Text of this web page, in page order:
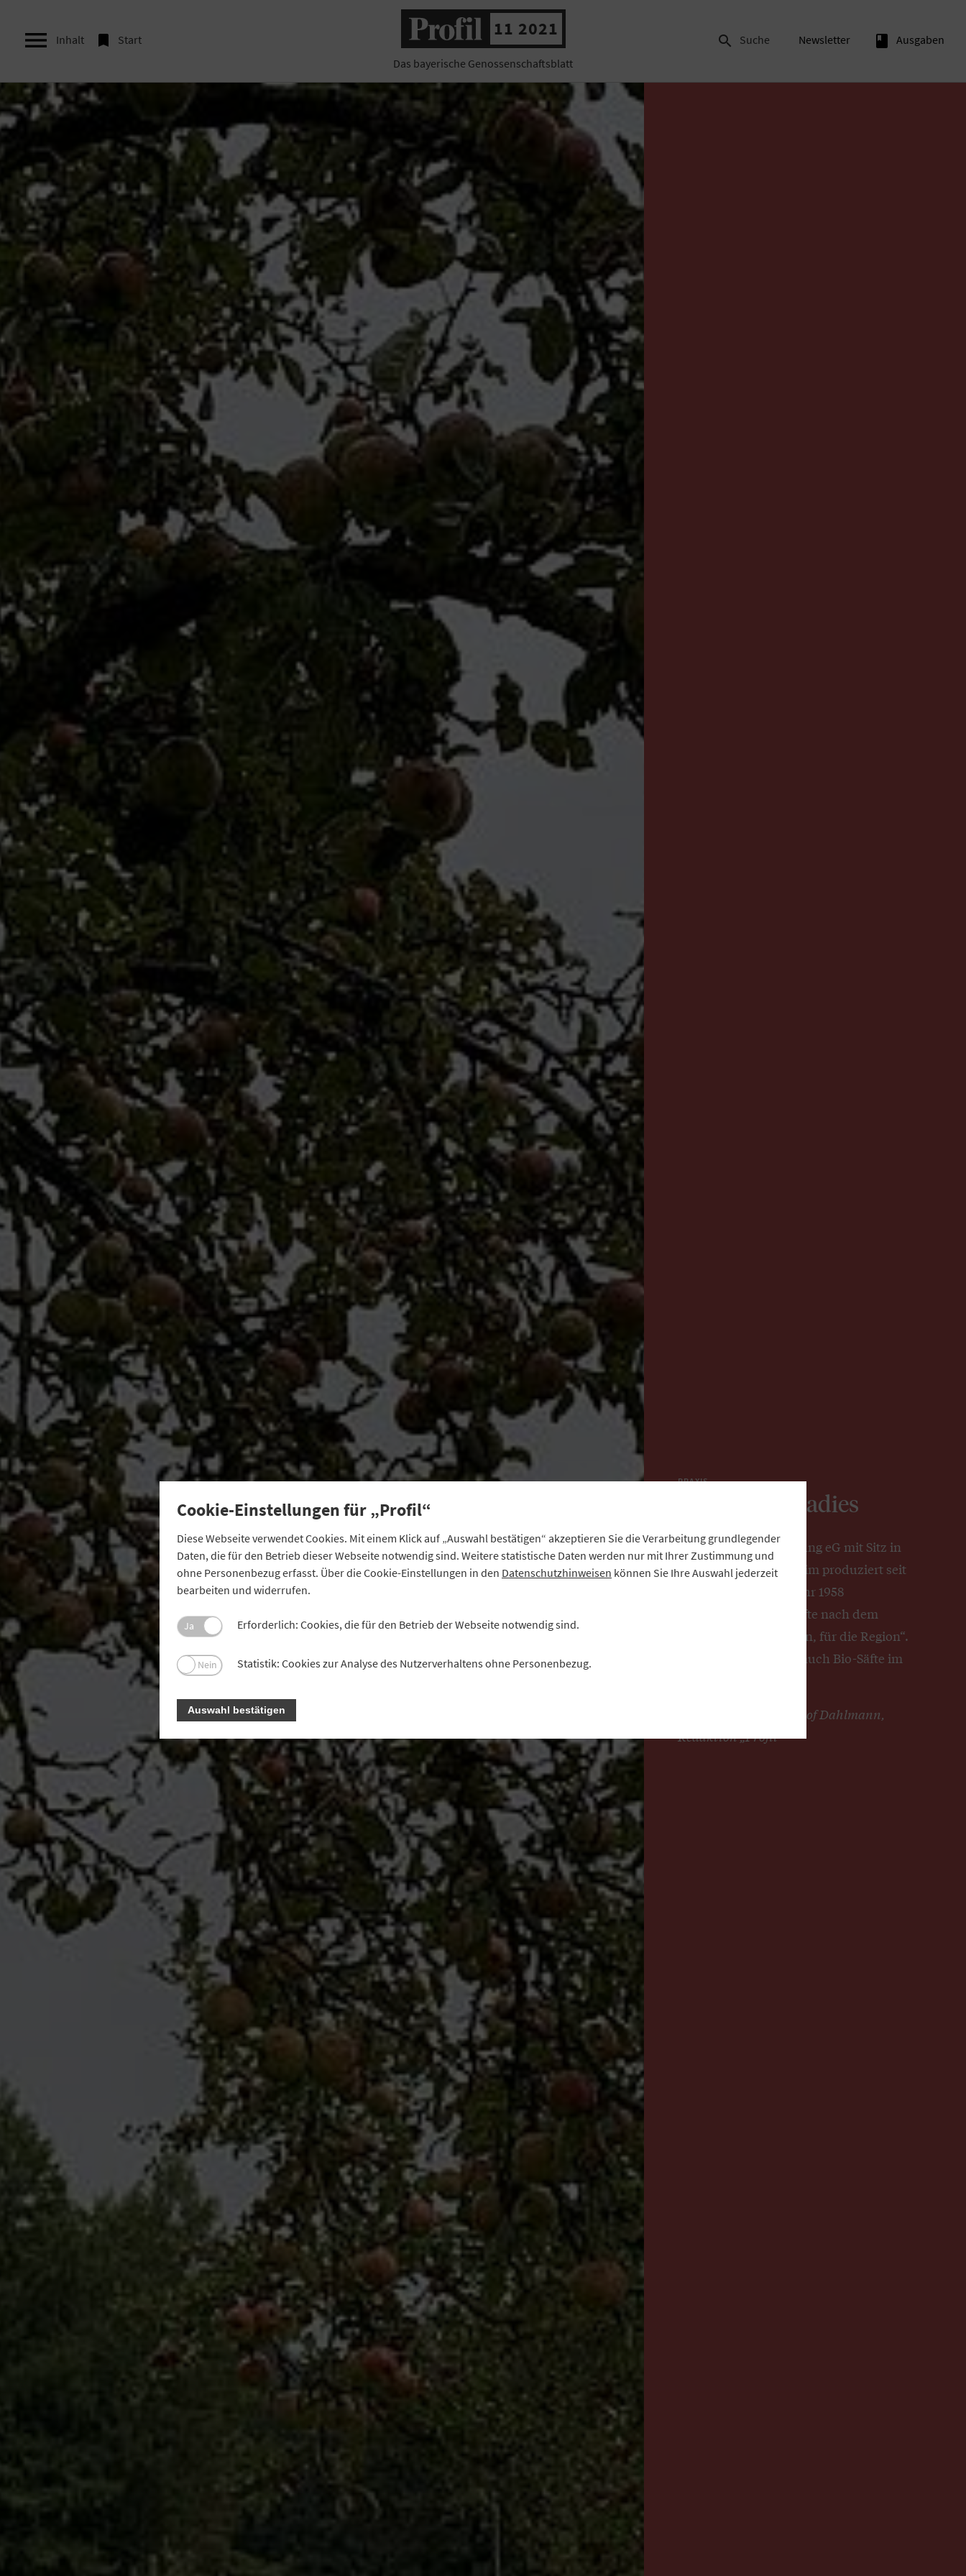
 Inhalt  Start
11 2021
Das bayerische Genossenschaftsblatt
 Suche Newsletter book Ausgaben
PRAXIS
Im Apfel-Paradies
Die ORO Obstverwertung eG mit Sitz in
Rohrdorf bei Rosenheim produziert seit
ihrer Gründung im Jahr 1958
hochwertige Fruchtsäfte nach dem
Motto: „Aus der Region, für die Region“.
Seit Kurzem führt sie auch Bio-Säfte im
Autor und Foto: Christof Dahlmann,
Redaktion „Profil“
Cookie-Einstellungen für „Profil“
Diese Webseite verwendet Cookies. Mit einem Klick auf „Auswahl bestätigen“ akzeptieren Sie die Verarbeitung grundlegender
Daten, die für den Betrieb dieser Webseite notwendig sind. Weitere statistische Daten werden nur mit Ihrer Zustimmung und
ohne Personenbezug erfasst. Über die Cookie-Einstellungen in den Datenschutzhinweisen können Sie Ihre Auswahl jederzeit
bearbeiten und widerrufen.
Ja Erforderlich: Cookies, die für den Betrieb der Webseite notwendig sind.
Nein Statistik: Cookies zur Analyse des Nutzerverhaltens ohne Personenbezug.
Auswahl bestätigen